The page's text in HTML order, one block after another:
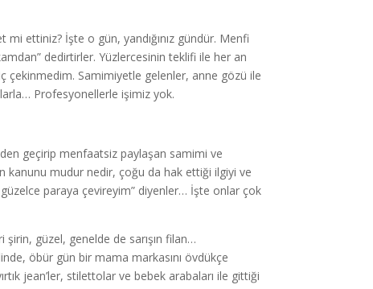
mi ettiniz? İşte o gün, yandığınız gündür. Menfi
dedirtirler. Yüzlercesinin teklifi ile her an
çekinmedim. Samimiyetle gelenler, anne gözü ile
Profesyonellerle işimiz yok.
geçirip menfaatsiz paylaşan samimi ve
mudur nedir, çoğu da hak ettiği ilgiyi ve
paraya çevireyim” diyenler… İşte onlar çok
güzel, genelde de sarışın filan…
öbür gün bir mama markasını övdükçe
jean’ler, stilettolar ve bebek arabaları ile gittiği